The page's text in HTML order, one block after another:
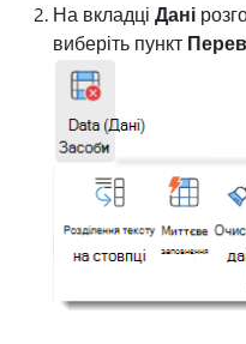
На вкладці Дані
виберіть пункт